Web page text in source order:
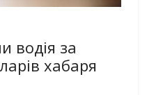
водія за
хабаря